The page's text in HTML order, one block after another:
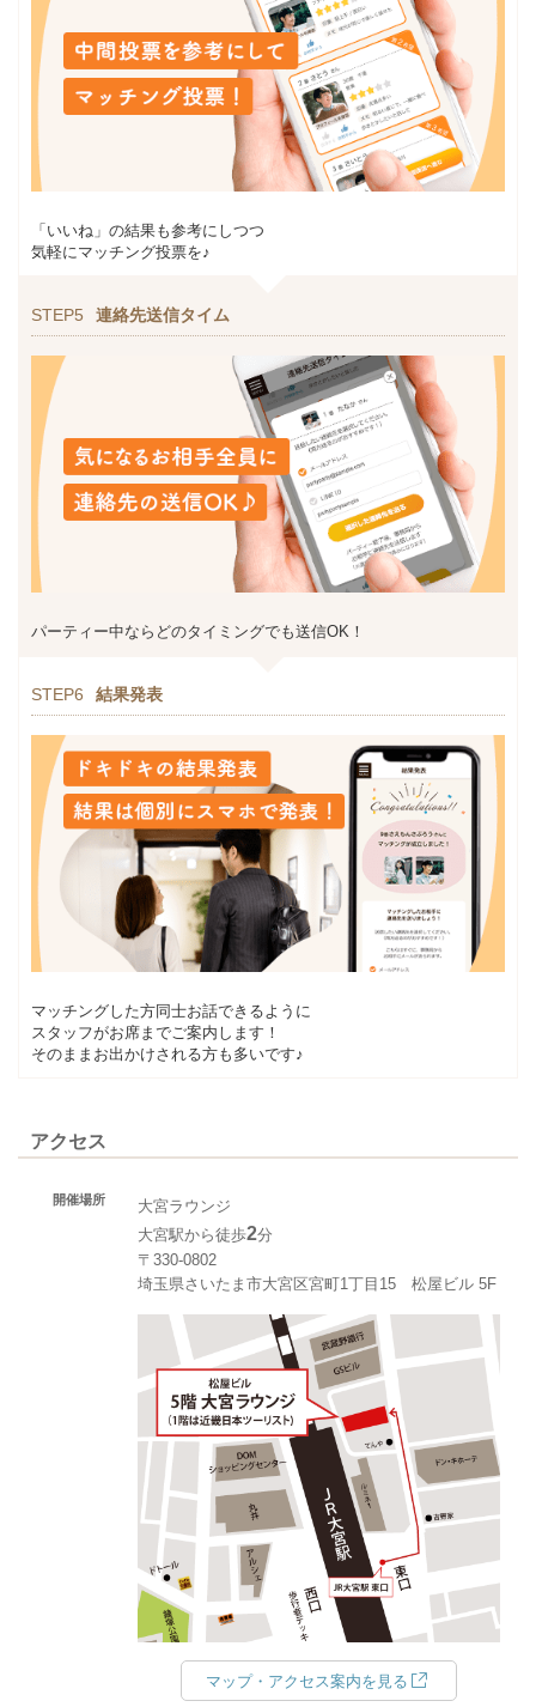
「いいね」の結果も参考にしつつ
気軽にマッチング投票を♪
STEP5 連絡先送信タイム
パーティー中ならどのタイミングでも送信OK！
STEP6 結果発表
マッチングした方同士お話できるように
スタッフがお席までご案内します！
そのままお出かけされる方も多いです♪
アクセス
開催場所
大宮ラウンジ
大宮駅から徒歩2分
〒330-0802
埼玉県さいたま市大宮区宮町1丁目15 松屋ビル 5F
マップ・アクセス案内を見る